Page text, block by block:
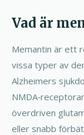
Vad är
Memantin är ett
vissa typer av
Alzheimers
överdriven
eller snabb